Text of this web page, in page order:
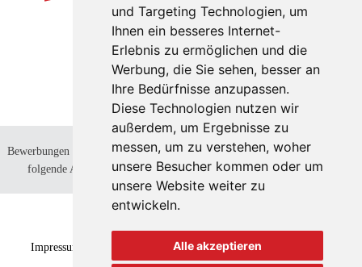
und Targeting Technologien, um
Ihnen ein besseres Internet-
Erlebnis zu ermöglichen und die
Werbung, die Sie sehen, besser an
Ihre Bedürfnisse anzupassen.
Diese Technologien nutzen wir
außerdem, um Ergebnisse zu
messen, um zu verstehen, woher
unsere Besucher kommen oder um
unsere Website weiter zu
entwickeln.
Alle akzeptieren
Bewerbungen von Künstlernkönnen nur berücksichtigt werden, wenn sie an
folgende Adresse geschickt werden:info@suedtiroljazzfestival.com
Impressum Datenschutzbestimmungen Cookie policy
Einstellungen
Transparenz